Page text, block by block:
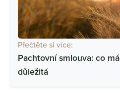
Přečtěte si více:
Pachtovní smlouva: co
důležitá